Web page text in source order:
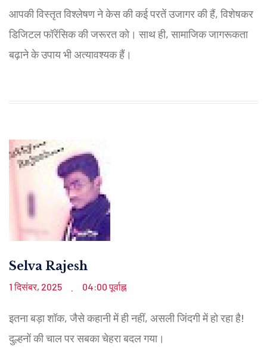
आपकी विस्तृत विश्लेषण ने केस की कई परतें उजागर की हैं, विशेषकर
डिजिटल फॉरेंसिक की जरूरत को। साथ ही, सामाजिक जागरूकता
बढ़ाने के उपाय भी अत्यावश्यक हैं।
Selva Rajesh
1 दिसंबर, 2025 04:00 पूर्वाह्न
इतना बड़ा शॉक, जैसे कहानी में ही नहीं, असली जिंदगी में हो रहा है!
दुल्हनों की चाल पर सबका चेहरा बदल गया।